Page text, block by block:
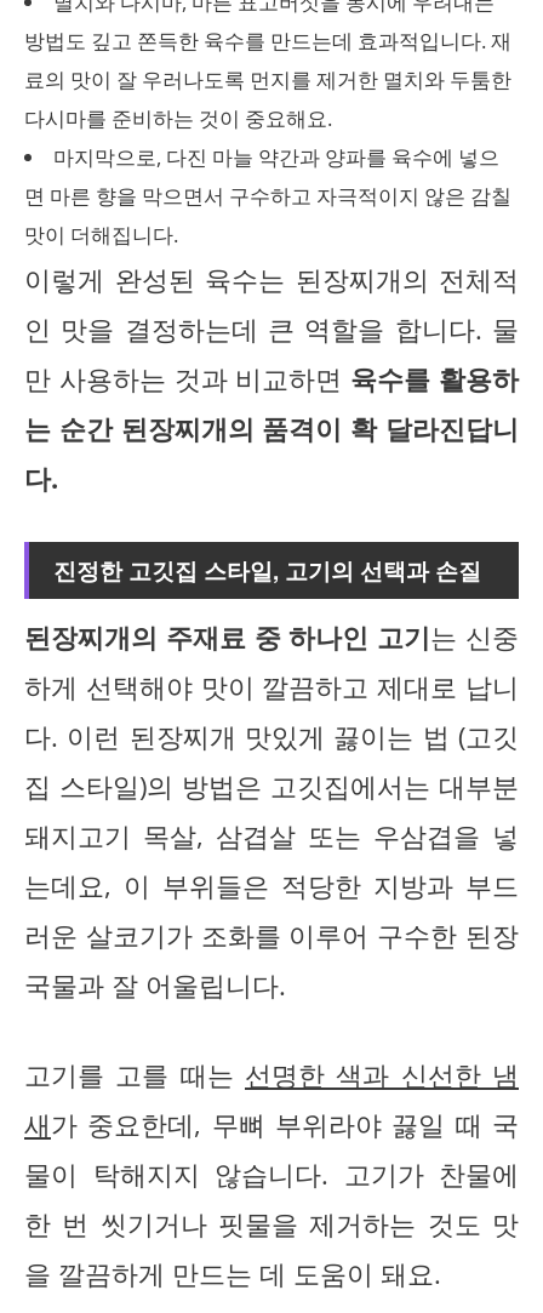
방법도 깊고 쫀득한 육수를 만드는데 효과적입니다. 재
료의 맛이 잘 우러나도록 먼지를 제거한 멸치와 두툼한
다시마를 준비하는 것이 중요해요.
마지막으로, 다진 마늘 약간과 양파를 육수에 넣으
면 마른 향을 막으면서 구수하고 자극적이지 않은 감칠
맛이 더해집니다.
이렇게 완성된 육수는 된장찌개의 전체적
인 맛을 결정하는데 큰 역할을 합니다. 물
만 사용하는 것과 비교하면 육수를 활용하
는 순간 된장찌개의 품격이 확 달라진답니
다.
진정한 고깃집 스타일, 고기의 선택과 손질
된장찌개의 주재료 중 하나인 고기는 신중
하게 선택해야 맛이 깔끔하고 제대로 납니
다. 이런 된장찌개 맛있게 끓이는 법 (고깃
집 스타일)의 방법은 고깃집에서는 대부분
돼지고기 목살, 삼겹살 또는 우삼겹을 넣
는데요, 이 부위들은 적당한 지방과 부드
러운 살코기가 조화를 이루어 구수한 된장
국물과 잘 어울립니다.
고기를 고를 때는 선명한 색과 신선한 냄
새가 중요한데, 무뼈 부위라야 끓일 때 국
물이 탁해지지 않습니다. 고기가 찬물에
한 번 씻기거나 핏물을 제거하는 것도 맛
을 깔끔하게 만드는 데 도움이 돼요.